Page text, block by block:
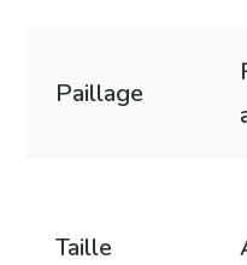
Paillage
Taille